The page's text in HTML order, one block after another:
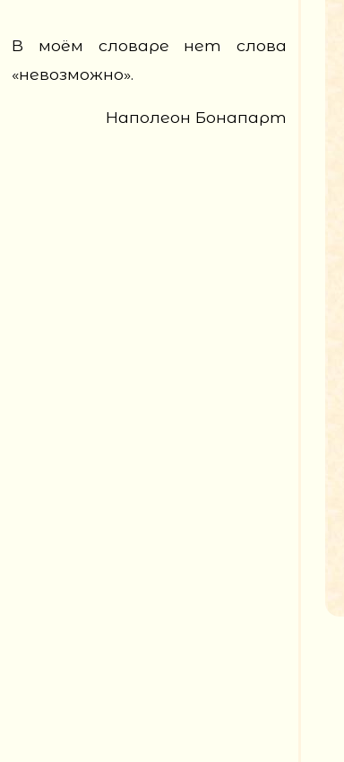
В моём словаре нет слова
«невозможно».
Наполеон Бонапарт